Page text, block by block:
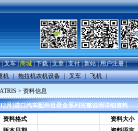
|叉车|商城|下载|文章|支付|新站|用户注册|
机 | 拖拉机农机设备 | 叉车 | 飞机 |
ATRIS > 资料信息
月]进口汽车配件目录全系列完整说明详细资料
资料格式
资料大小